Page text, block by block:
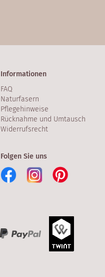
Informationen
FAQ
Naturfasern
Pflegehinweise
Rücknahme und Umtausch
Widerrufsrecht
Folgen Sie uns